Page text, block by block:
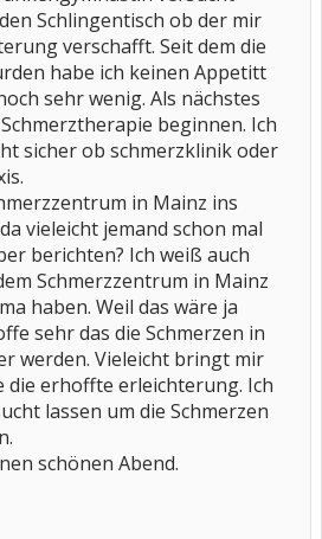
Schlingentisch ob der mir
verschafft. Seit dem die
habe ich keinen Appetitt
sehr wenig. Als nächstes
beginnen. Ich
sicher ob schmerzklinik oder
in Mainz ins
vieleicht jemand schon mal
berichten? Ich weiß auch
Schmerzzentrum in Mainz
haben. Weil das wäre ja
sehr das die Schmerzen in
werden. Vieleicht bringt mir
die erhoffte erleichterung. Ich
lassen um die Schmerzen
schönen Abend.